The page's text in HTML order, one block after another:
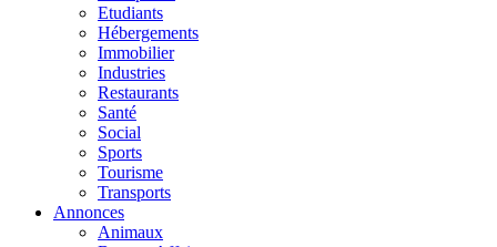
Etudiants
Hébergements
Immobilier
Industries
Restaurants
Santé
Social
Sports
Tourisme
Transports
Annonces
Animaux